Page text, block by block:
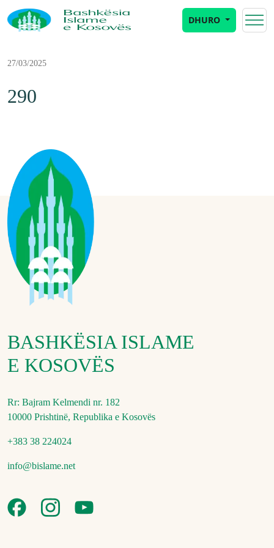
DHURO
27/03/2025
290
BASHKËSIA ISLAME
E KOSOVËS
Rr: Bajram Kelmendi nr. 182
10000 Prishtinë, Republika e Kosovës
+383 38 224024
info@bislame.net